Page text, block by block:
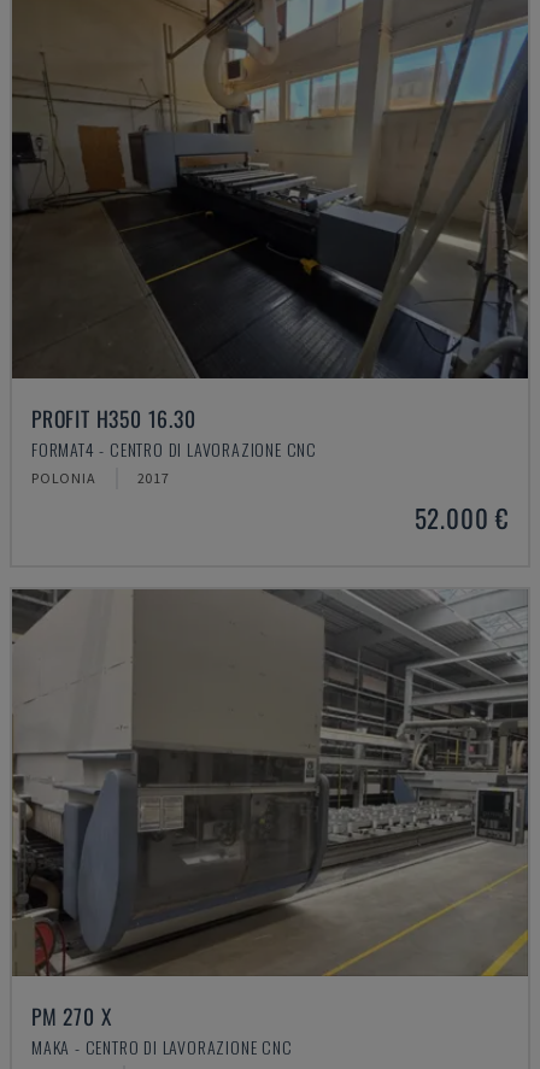
PROFIT H350 16.30
FORMAT4 - CENTRO DI LAVORAZIONE CNC
POLONIA 2017
52.000 €
PM 270 X
MAKA - CENTRO DI LAVORAZIONE CNC